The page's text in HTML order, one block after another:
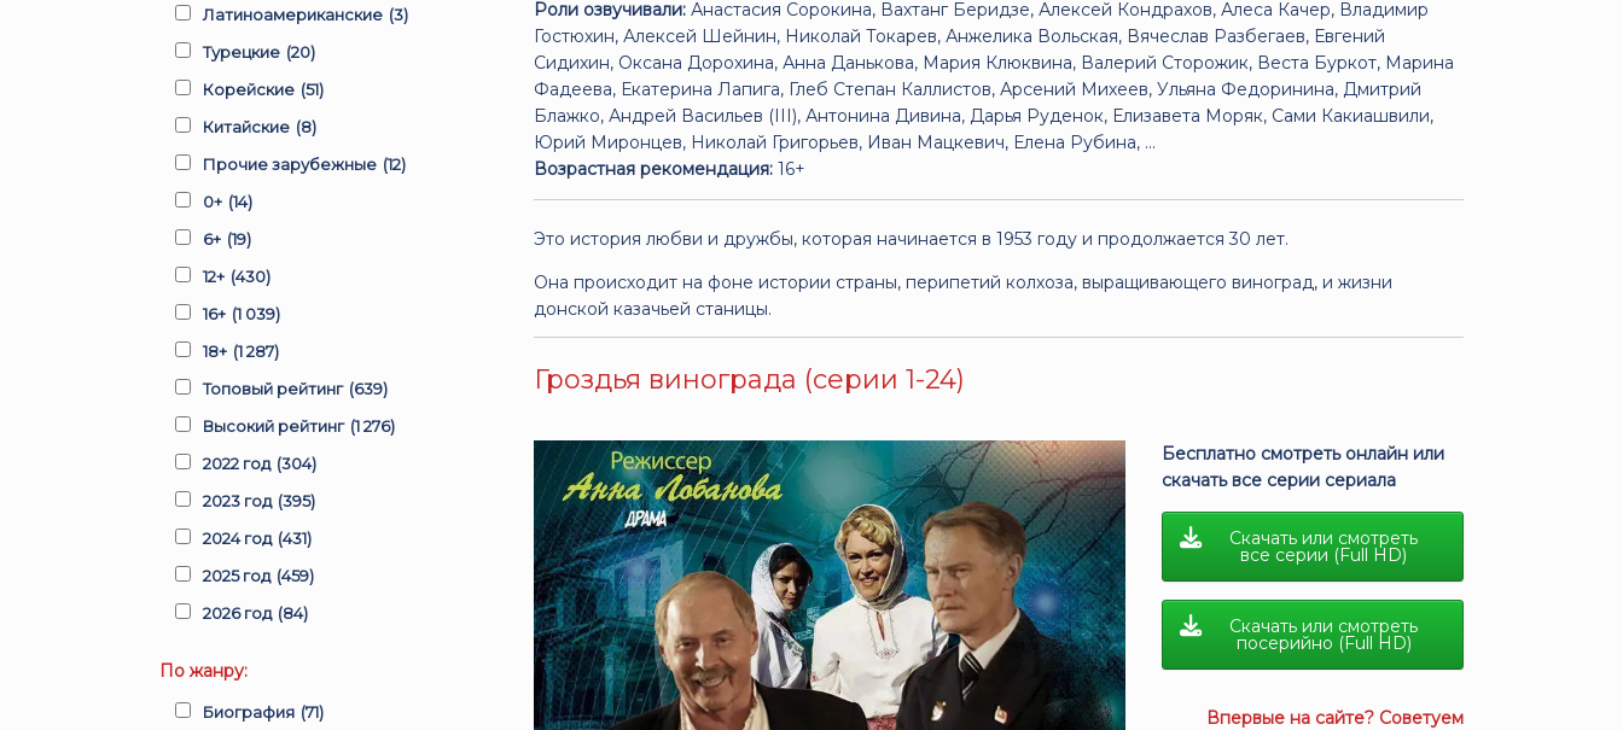
Роли озвучивали: Анастасия Сорокина, Вахтанг Беридзе, Алексей Кондрахов, Алеса Качер, Владимир
Гостюхин, Алексей Шейнин, Николай Токарев, Анжелика Вольская, Вячеслав Разбегаев, Евгений
Сидихин, Оксана Дорохина, Анна Данькова, Мария Клюквина, Валерий Сторожик, Веста Буркот, Марина
Фадеева, Екатерина Лапига, Глеб Степан Каллистов, Арсений Михеев, Ульяна Федоринина, Дмитрий
Блажко, Андрей Васильев (III), Антонина Дивина, Дарья Руденок, Елизавета Моряк, Сами Какиашвили,
Юрий Миронцев, Николай Григорьев, Иван Мацкевич, Елена Рубина, ...
Возрастная рекомендация: 16+
Это история любви и дружбы, которая начинается в 1953 году и продолжается 30 лет.
Она происходит на фоне истории страны, перипетий колхоза, выращивающего виноград, и жизни
донской казачьей станицы.
Гроздья винограда (серии 1-24)
Бесплатно смотреть онлайн или
скачать все серии сериала
Скачать или смотреть
все серии (Full HD)
Скачать или смотреть
посерийно (Full HD)
Впервые на сайте? Советуем
Латиноамериканские (3)
Турецкие (20)
Корейские (51)
Китайские (8)
Прочие зарубежные (12)
0+ (14)
6+ (19)
12+ (430)
16+ (1 039)
18+ (1 287)
Топовый рейтинг (639)
Высокий рейтинг (1 276)
2022 год (304)
2023 год (395)
2024 год (431)
2025 год (459)
2026 год (84)
По жанру:
Биография (71)